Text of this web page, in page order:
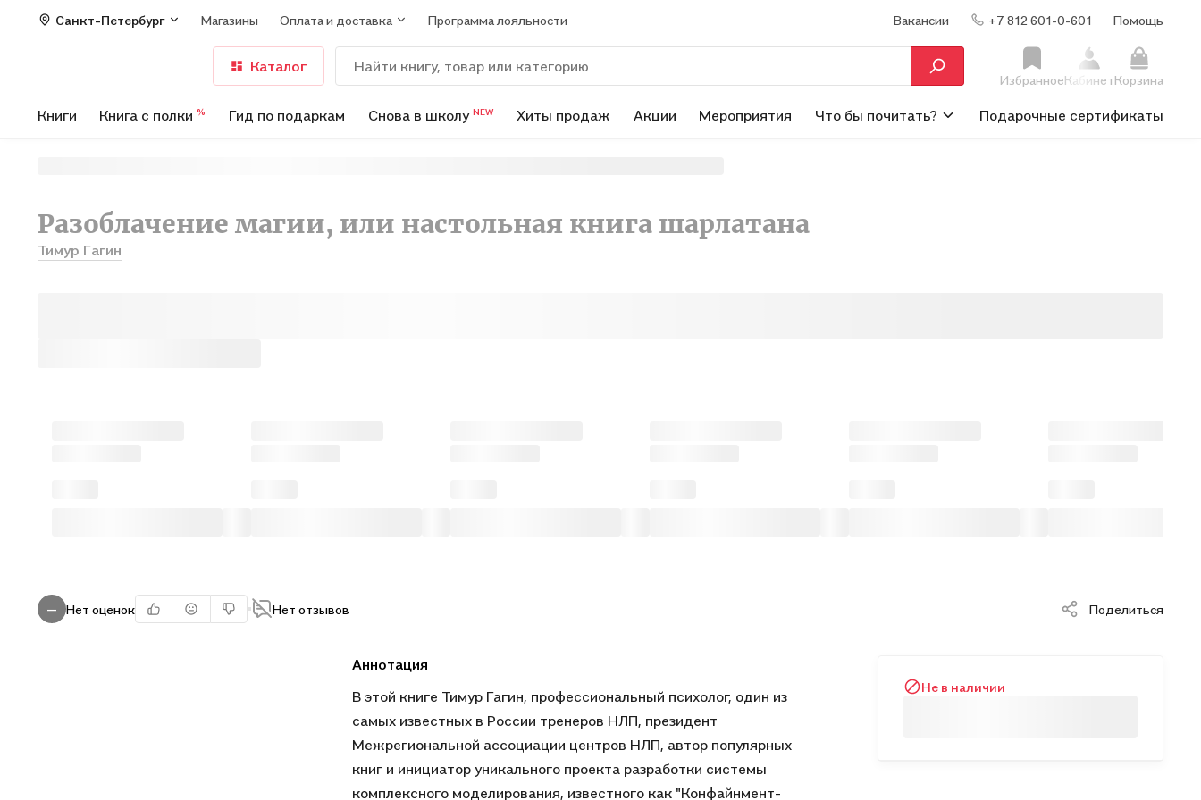
Санкт-Петербург Магазины Оплата и доставка Программа лояльности Вакансии +7 812 601-0-601 Помощь
Каталог
ИзбранноеКабинетКорзина
Книги Книга с полки % Гид по подаркам Снова в школу NEW Хиты продаж Акции Мероприятия Что бы почитать? Подарочные сертификаты
Разоблачение магии, или настольная книга шарлатана
Тимур Гагин
— Нет оценок Нет отзывов Поделиться
Аннотация
В этой книге Тимур Гагин, профессиональный психолог, один из
самых известных в России тренеров НЛП, президент
Межрегиональной ассоциации центров НЛП, автор популярных
книг и инициатор уникального проекта разработки системы
комплексного моделирования, известного как "Конфайнмент-
Не в наличии